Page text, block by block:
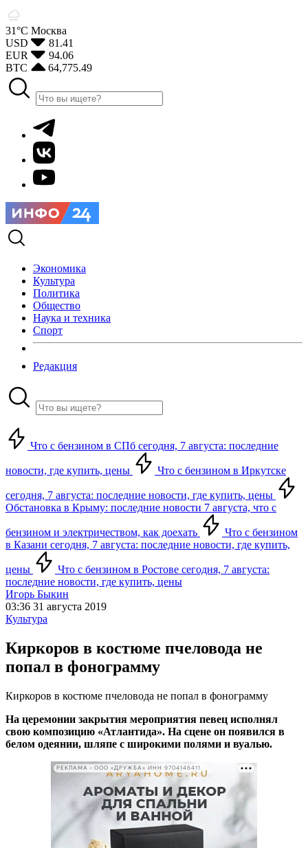
31°С Москва
USD
81.41
EUR
94.06
BTC
64,775.49
Экономика
Культура
Политика
Общество
Наука и техника
Спорт
Редакция
Что с бензином в СПб сегодня, 7 августа: последние
новости, где купить, цены Что с бензином в Иркутске
сегодня, 7 августа: последние новости, где купить, цены
Обстановка в Крыму: последние новости 7 августа, что с
бензином и электричеством, как доехать
Что с бензином
в Казани сегодня, 7 августа: последние новости, где купить,
цены
Что с бензином в Ростове сегодня, 7 августа:
последние новости, где купить, цены
Игорь Быкин
03:36 31 августа 2019
Культура
Киркоров в костюме пчеловода не
попал в фонограмму
Киркоров в костюме пчеловода не попал в фонограмму
На церемонии закрытия мероприятия певец исполнял
свою композицию «Атлантида». На сцене он появился в
белом одеянии, шляпе с широкими полями и вуалью.
РЕКЛАМА • ООО «ДРУЖБА» ИНН 9704146411